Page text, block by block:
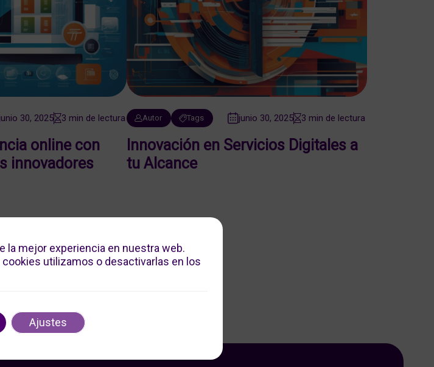
30, 2025 3 min de lectura
online con
innovadores
Autor Tags junio 30, 2025 3 min de lectura
Innovación en Servicios Digitales a
tu Alcance
la mejor experiencia en nuestra web.
utilizamos o desactivarlas en los
Ajustes